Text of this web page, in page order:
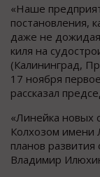
«Наше
постановления,
даже не
киля на
(Калининград,
17 ноября
рассказал
«Линейка новых
Колхозом имени
планов развития
Владимир